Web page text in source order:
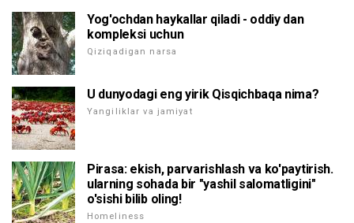
Yog'ochdan haykallar qiladi - oddiy dan
kompleksi uchun
Qiziqadigan narsa
U dunyodagi eng yirik Qisqichbaqa nima?
Yangiliklar va jamiyat
Pirasa: ekish, parvarishlash va ko'paytirish.
ularning sohada bir "yashil salomatligini"
o'sishi bilib oling!
Homeliness